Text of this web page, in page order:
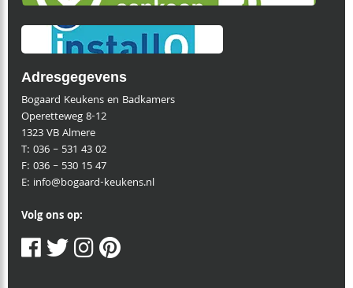
Adresgegevens
Bogaard Keukens en Badkamers
Operetteweg 8-12
1323 VB Almere
T:036 – 531 43 02
F:036 – 530 15 47
E: info@bogaard-keukens.nl
Volg ons op: